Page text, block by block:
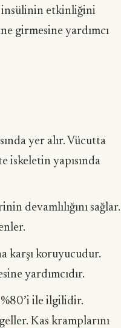
etkinliğini
girmesine yardımcı
yer alır. Vücutta
iskeletin yapısında
devamlılığını sağlar.
karşı koruyucudur.
yardımcıdır.
ile ilgilidir.
Kas kramplarını